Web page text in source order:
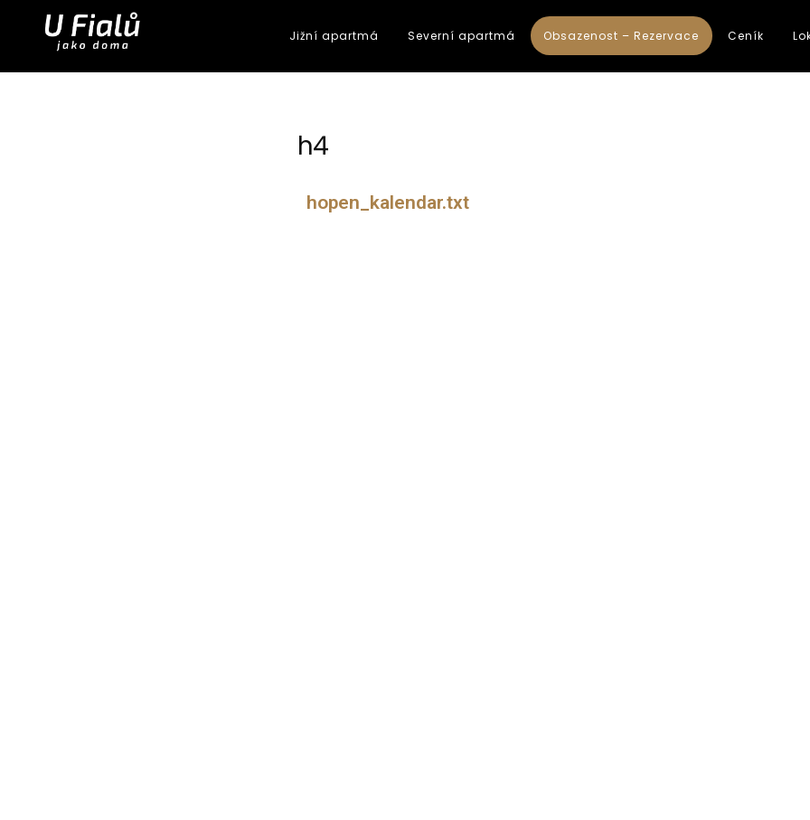
content
Apartmá U Fialů
ubytování Dyje / Znojmo / Jižní Morava
Jižní apartmá Severní apartmá Obsazenost – Rezervace Ceník
h4
hopen_kalendar.txt